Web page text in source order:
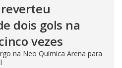
dois gols na
vezes
na Neo Química Arena para